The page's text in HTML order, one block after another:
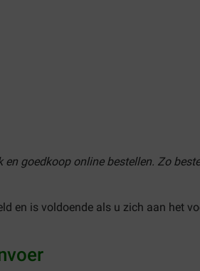
goedkoop online bestellen. Zo
en is voldoende als u zich aan het